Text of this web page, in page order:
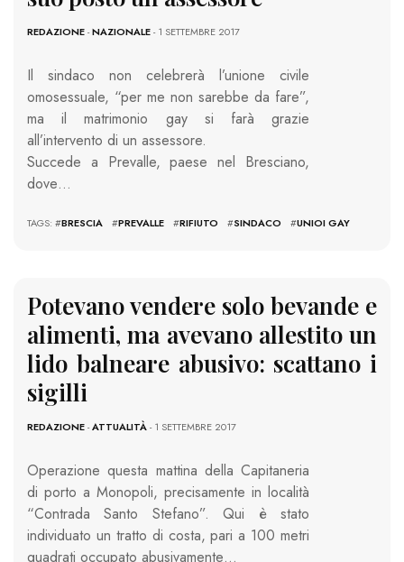
REDAZIONE-NAZIONALE- 1 SETTEMBRE 2017
Il sindaco non celebrerà l’unione civile
omosessuale, “per me non sarebbe da fare”,
ma il matrimonio gay si farà grazie
all’intervento di un assessore.
Succede a Prevalle, paese nel Bresciano,
dove…
TAGS: #BRESCIA #PREVALLE #RIFIUTO #SINDACO #UNIOI GAY
Potevano vendere solo bevande e
alimenti, ma avevano allestito un
lido balneare abusivo: scattano i
sigilli
REDAZIONE-ATTUALITÀ- 1 SETTEMBRE 2017
Operazione questa mattina della Capitaneria
di porto a Monopoli, precisamente in località
“Contrada Santo Stefano”. Qui è stato
individuato un tratto di costa, pari a 100 metri
quadrati occupato abusivamente…